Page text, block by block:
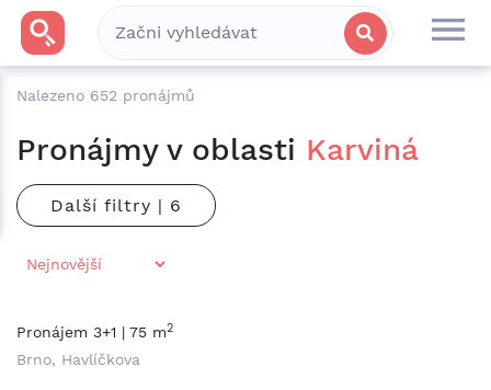
Nalezeno 652 pronájmů
Pronájmy v oblasti Karviná
Další filtry |
Pronájem 3+1 | 75 m2
Brno, Havlíčkova